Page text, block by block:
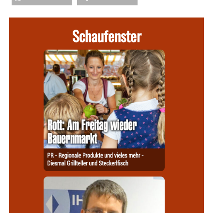
Schaufenster